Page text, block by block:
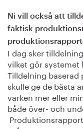
Ni vill också att
faktisk
I dag sker
vilket gör
Tilldelning
skulle ge de bästa
varken mer eller
både över- och